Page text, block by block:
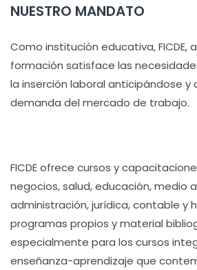
NUESTRO MANDATO
Como institución educativa, FICDE,
formación satisface las
la inserción laboral anticipándose y
demanda del mercado de trabajo.
FICDE ofrece cursos y
negocios, salud, educación, medio
administración, jurídica, contable y
programas propios y material
especialmente para los cursos
enseñanza-aprendizaje que